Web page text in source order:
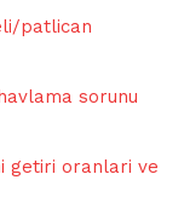
patlican
sorunu
getiri oranlari ve